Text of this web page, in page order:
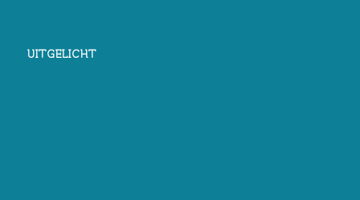
UITGELICHT